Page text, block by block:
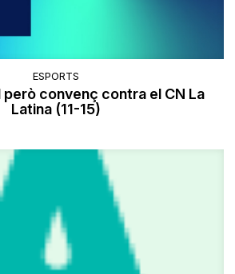
ESPORTS
però convenç contra el CN La
Latina (11-15)